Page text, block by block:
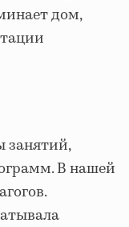
дом,
занятий,
В нашей